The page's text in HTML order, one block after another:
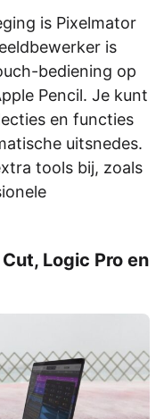
is Pixelmator
is
bediening op
Pencil. Je kunt
en functies
uitsnedes.
tools bij, zoals
Logic Pro en